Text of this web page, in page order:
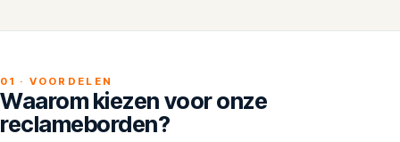
01 · VOORDELEN
Waarom kiezen voor onze
reclameborden?